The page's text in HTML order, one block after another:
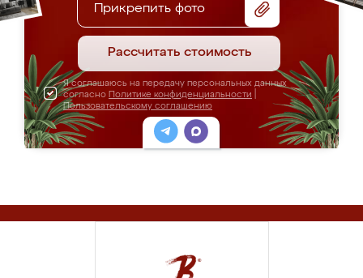
Прикрепить фото
Рассчитать стоимость
Я соглашаюсь на передачу персональных данных
согласно Политике конфиденциальности
Пользовательскому соглашению